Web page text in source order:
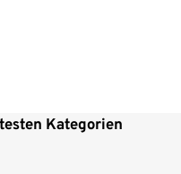
Kategorien